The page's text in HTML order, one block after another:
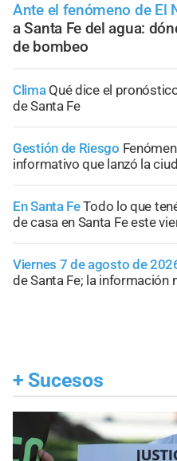
Ante el fenómeno de El
a Santa Fe del agua:
de bombeo
Clima Qué dice el
de Santa Fe
Gestión de Riesgo
informativo que lanzó la
En Santa FeTodo lo que
de casa en Santa Fe este
Viernes 7 de agosto de
de Santa Fe; la información
+ Sucesos